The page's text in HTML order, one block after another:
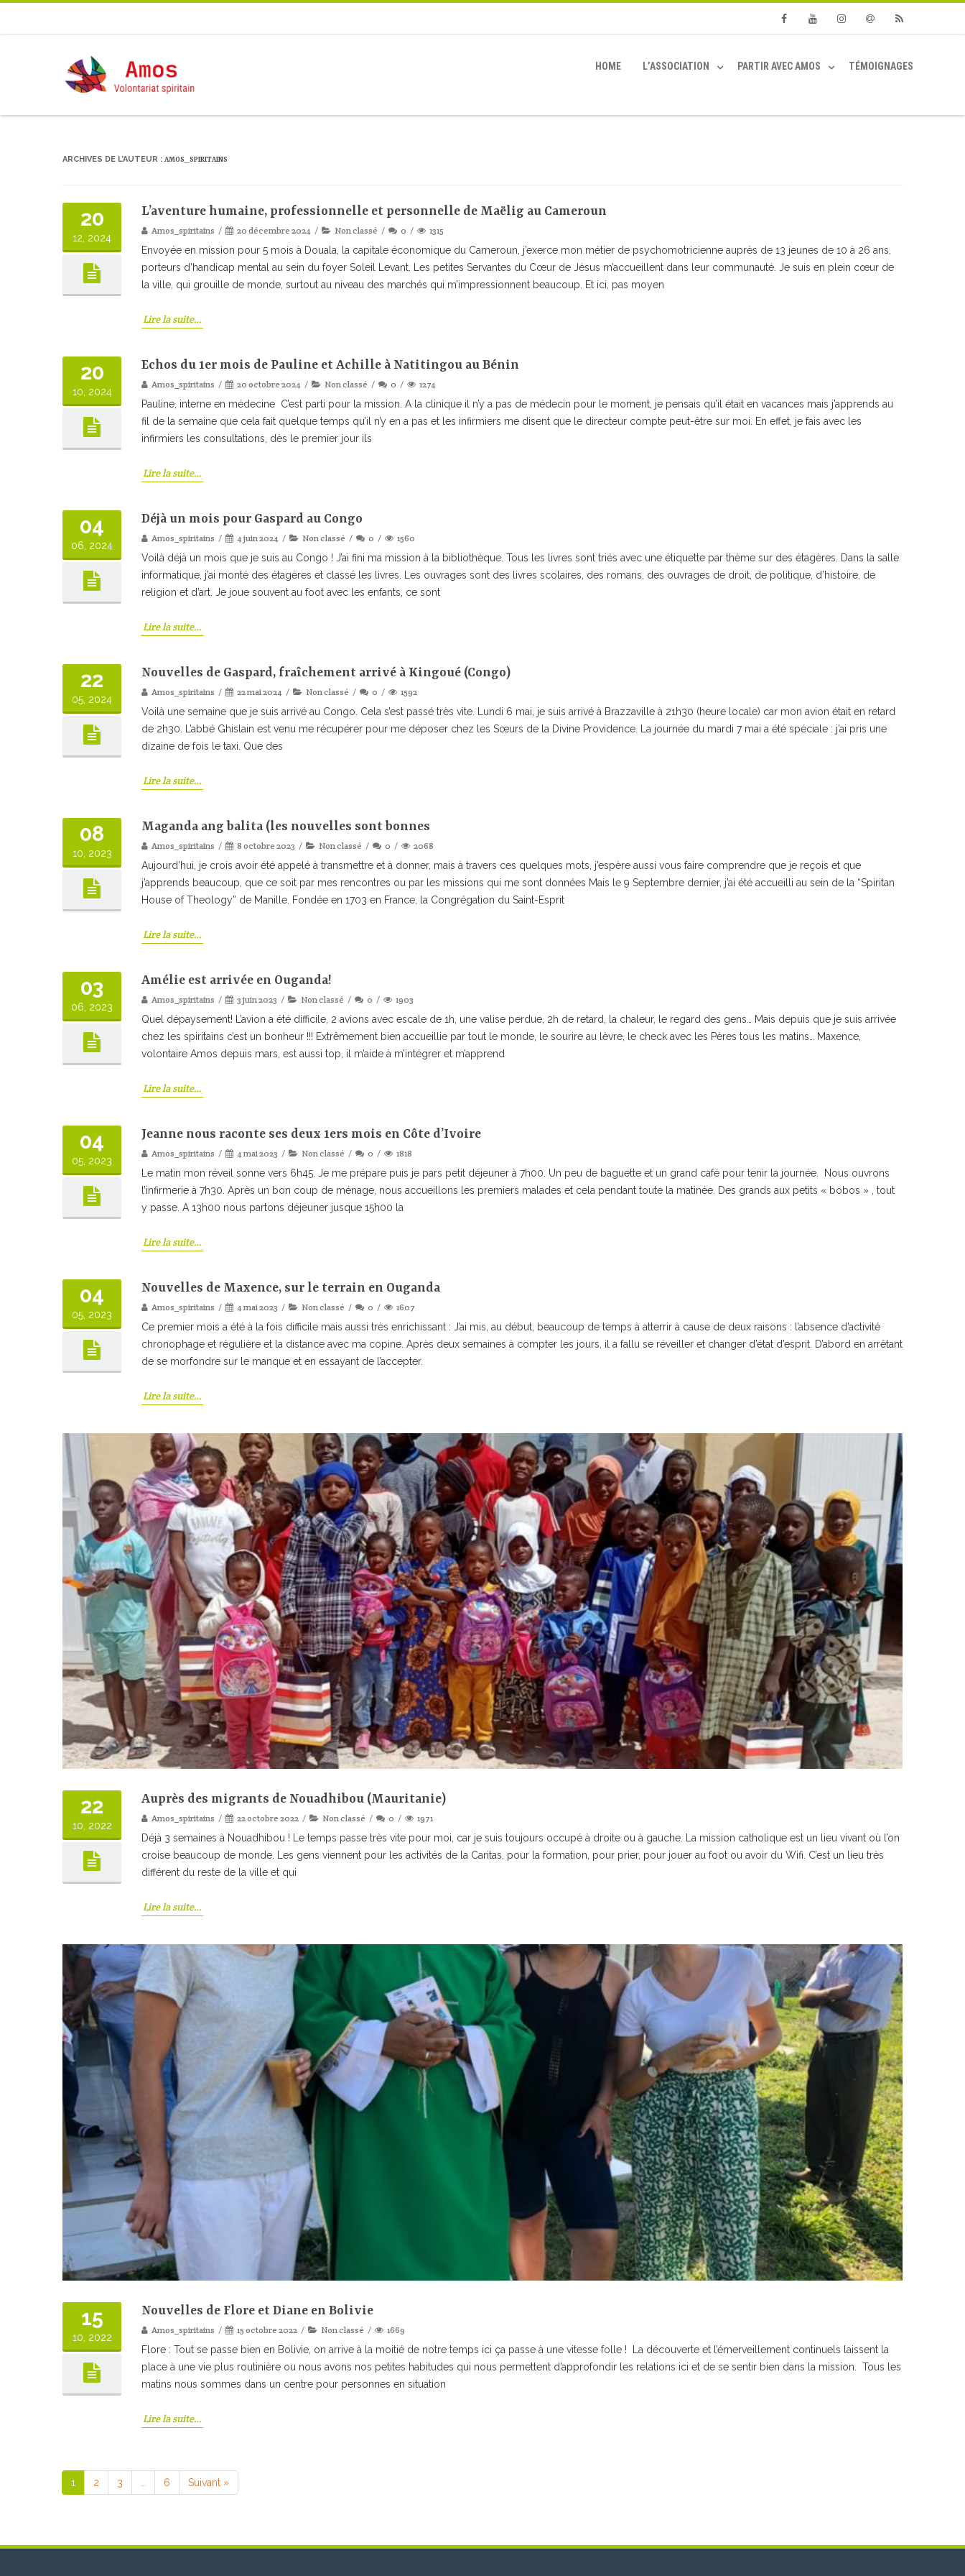
HOME L’ASSOCIATION PARTIR AVEC AMOS TÉMOIGNAGES
ARCHIVES DE L’AUTEUR : AMOS_SPIRITAINS
20
12, 2024
L’aventure humaine, professionnelle et personnelle de Maëlig au Cameroun
Amos_spiritains 20 décembre 2024 Non classé 0 1315
Envoyée en mission pour 5 mois à Douala, la capitale économique du Cameroun, j’exerce mon métier de psychomotricienne auprès de 13 jeunes de 10 à 26 ans,
porteurs d’handicap mental au sein du foyer Soleil Levant. Les petites Servantes du Cœur de Jésus m’accueillent dans leur communauté. Je suis en plein cœur de
la ville, qui grouille de monde, surtout au niveau des marchés qui m’impressionnent beaucoup. Et ici, pas moyen
Lire la suite…
20
10, 2024
Echos du 1er mois de Pauline et Achille à Natitingou au Bénin
Amos_spiritains 20 octobre 2024 Non classé 0 1274
Pauline, interne en médecine C’est parti pour la mission. A la clinique il n’y a pas de médecin pour le moment, je pensais qu’il était en vacances mais j’apprends au
fil de la semaine que cela fait quelque temps qu’il n’y en a pas et les infirmiers me disent que le directeur compte peut-être sur moi. En effet, je fais avec les
infirmiers les consultations, dès le premier jour ils
Lire la suite…
04
06, 2024
Déjà un mois pour Gaspard au Congo
Amos_spiritains 4 juin 2024 Non classé 0 1560
Voilà déjà un mois que je suis au Congo ! J’ai fini ma mission à la bibliothèque. Tous les livres sont triés avec une étiquette par thème sur des étagères. Dans la salle
informatique, j’ai monté des étagères et classé les livres. Les ouvrages sont des livres scolaires, des romans, des ouvrages de droit, de politique, d’histoire, de
religion et d’art. Je joue souvent au foot avec les enfants, ce sont
Lire la suite…
22
05, 2024
Nouvelles de Gaspard, fraîchement arrivé à Kingoué (Congo)
Amos_spiritains 22 mai 2024 Non classé 0 1592
Voilà une semaine que je suis arrivé au Congo. Cela s’est passé très vite. Lundi 6 mai, je suis arrivé à Brazzaville à 21h30 (heure locale) car mon avion était en retard
de 2h30. L’abbé Ghislain est venu me récupérer pour me déposer chez les Sœurs de la Divine Providence. La journée du mardi 7 mai a été spéciale : j’ai pris une
dizaine de fois le taxi. Que des
Lire la suite…
08
10, 2023
Maganda ang balita (les nouvelles sont bonnes
Amos_spiritains 8 octobre 2023 Non classé 0 2068
Aujourd’hui, je crois avoir été appelé à transmettre et à donner, mais à travers ces quelques mots, j’espère aussi vous faire comprendre que je reçois et que
j’apprends beaucoup, que ce soit par mes rencontres ou par les missions qui me sont données Mais le 9 Septembre dernier, j’ai été accueilli au sein de la “Spiritan
House of Theology” de Manille. Fondée en 1703 en France, la Congrégation du Saint-Esprit
Lire la suite…
03
06, 2023
Amélie est arrivée en Ouganda!
Amos_spiritains 3 juin 2023 Non classé 0 1903
Quel dépaysement! L’avion a été difficile, 2 avions avec escale de 1h, une valise perdue, 2h de retard, la chaleur, le regard des gens… Mais depuis que je suis arrivée
chez les spiritains c’est un bonheur !!! Extrêmement bien accueillie par tout le monde, le sourire au lèvre, le check avec les Pères tous les matins… Maxence,
volontaire Amos depuis mars, est aussi top, il m’aide à m’intégrer et m’apprend
Lire la suite…
04
05, 2023
Jeanne nous raconte ses deux 1ers mois en Côte d’Ivoire
Amos_spiritains 4 mai 2023 Non classé 0 1818
Le matin mon réveil sonne vers 6h45. Je me prépare puis je pars petit déjeuner à 7h00. Un peu de baguette et un grand café pour tenir la journée. Nous ouvrons
l’infirmerie à 7h30. Après un bon coup de ménage, nous accueillons les premiers malades et cela pendant toute la matinée. Des grands aux petits « bobos » , tout
y passe. A 13h00 nous partons déjeuner jusque 15h00 la
Lire la suite…
04
05, 2023
Nouvelles de Maxence, sur le terrain en Ouganda
Amos_spiritains 4 mai 2023 Non classé 0 1607
Ce premier mois a été à la fois difficile mais aussi très enrichissant : J’ai mis, au début, beaucoup de temps à atterrir à cause de deux raisons : l’absence d’activité
chronophage et régulière et la distance avec ma copine. Après deux semaines à compter les jours, il a fallu se réveiller et changer d’état d’esprit. D’abord en arrêtant
de se morfondre sur le manque et en essayant de l’accepter.
Lire la suite…
22
10, 2022
Auprès des migrants de Nouadhibou (Mauritanie)
Amos_spiritains 22 octobre 2022 Non classé 0 1971
Déjà 3 semaines à Nouadhibou ! Le temps passe très vite pour moi, car je suis toujours occupé à droite ou à gauche. La mission catholique est un lieu vivant où l’on
croise beaucoup de monde. Les gens viennent pour les activités de la Caritas, pour la formation, pour prier, pour jouer au foot ou avoir du Wifi. C’est un lieu très
différent du reste de la ville et qui
Lire la suite…
15
10, 2022
Nouvelles de Flore et Diane en Bolivie
Amos_spiritains 15 octobre 2022 Non classé 1669
Flore : Tout se passe bien en Bolivie, on arrive à la moitié de notre temps ici ça passe à une vitesse folle ! La découverte et l’émerveillement continuels laissent la
place à une vie plus routinière ou nous avons nos petites habitudes qui nous permettent d’approfondir les relations ici et de se sentir bien dans la mission. Tous les
matins nous sommes dans un centre pour personnes en situation
Lire la suite…
Page
1 Page
2 Page
3 Page
6 Suivant »